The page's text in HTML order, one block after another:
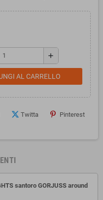
add
AL CARRELLO
Twitta Pinterest
santoro GORJUSSaround